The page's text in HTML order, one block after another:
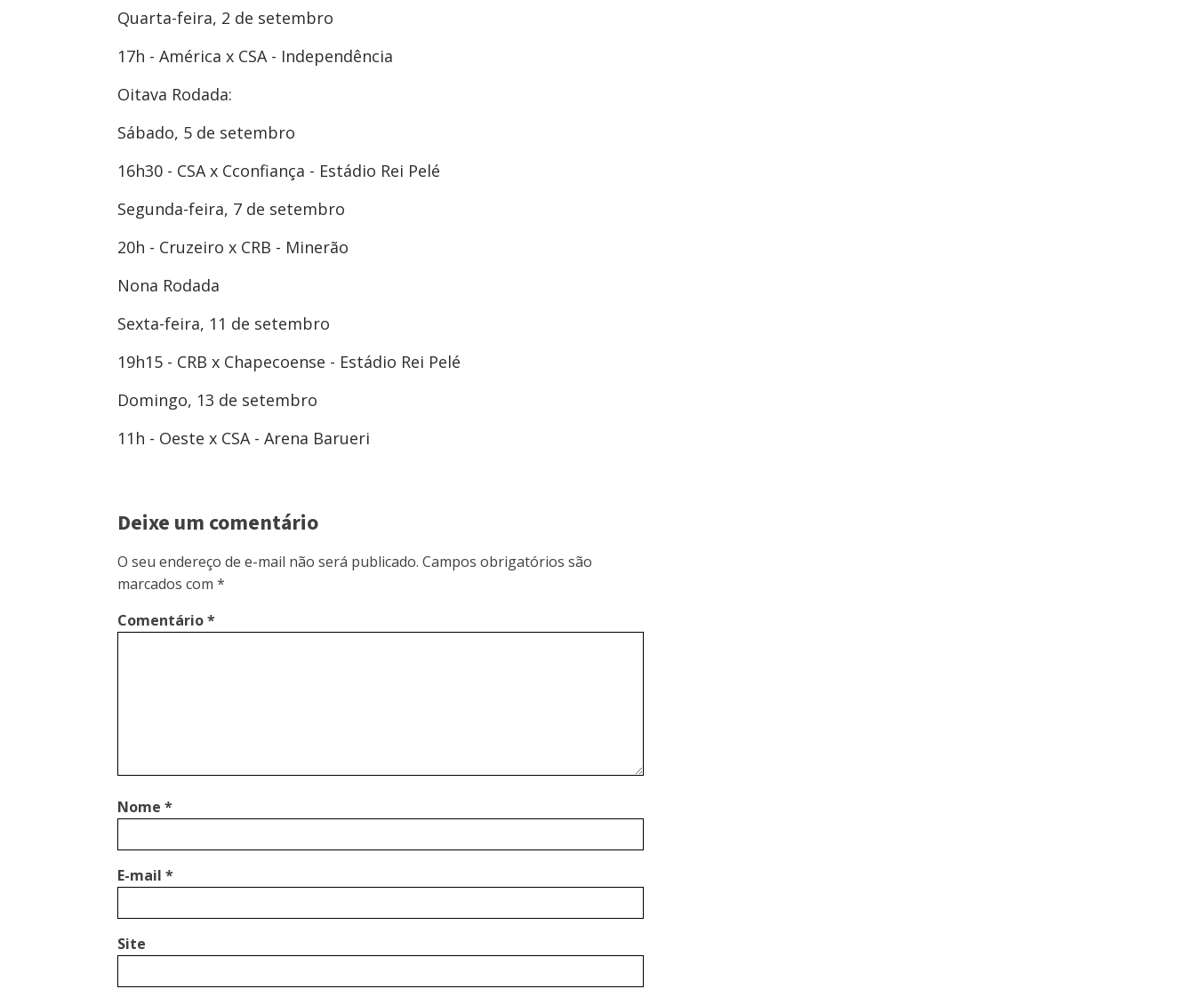
Quarta-feira, 2 de setembro
17h - América x CSA - Independência
Oitava Rodada:
Sábado, 5 de setembro
16h30 - CSA x Cconfiança - Estádio Rei Pelé
Segunda-feira, 7 de setembro
20h - Cruzeiro x CRB - Minerão
Nona Rodada
Sexta-feira, 11 de setembro
19h15 - CRB x Chapecoense - Estádio Rei Pelé
Domingo, 13 de setembro
11h - Oeste x CSA - Arena Barueri
Deixe um comentário
O seu endereço de e-mail não será publicado. Campos obrigatórios são
marcados com *
Comentário*
Nome *
E-mail *
Site